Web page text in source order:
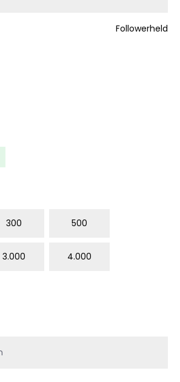
Followerheld
300 500
3.000 4.000